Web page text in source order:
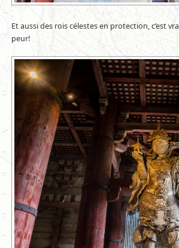
Et aussi des rois célestes en protection, c’est
peur!